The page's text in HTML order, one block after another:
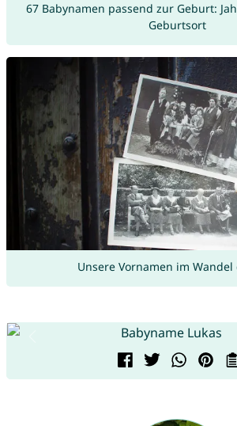
67 Babynamen passend zur Geburt:
Geburtsort
Unsere Vornamen im Wandel